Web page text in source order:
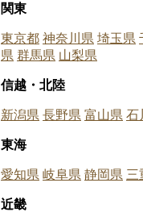
関東
東京都 神奈川県 埼玉県
県 群馬県 山梨県
信越・北陸
新潟県 長野県 富山県 石
東海
愛知県 岐阜県 静岡県 三
近畿